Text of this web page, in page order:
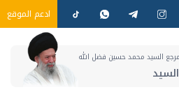
ادعم الموقع
السيد محمد حسين فضل الله